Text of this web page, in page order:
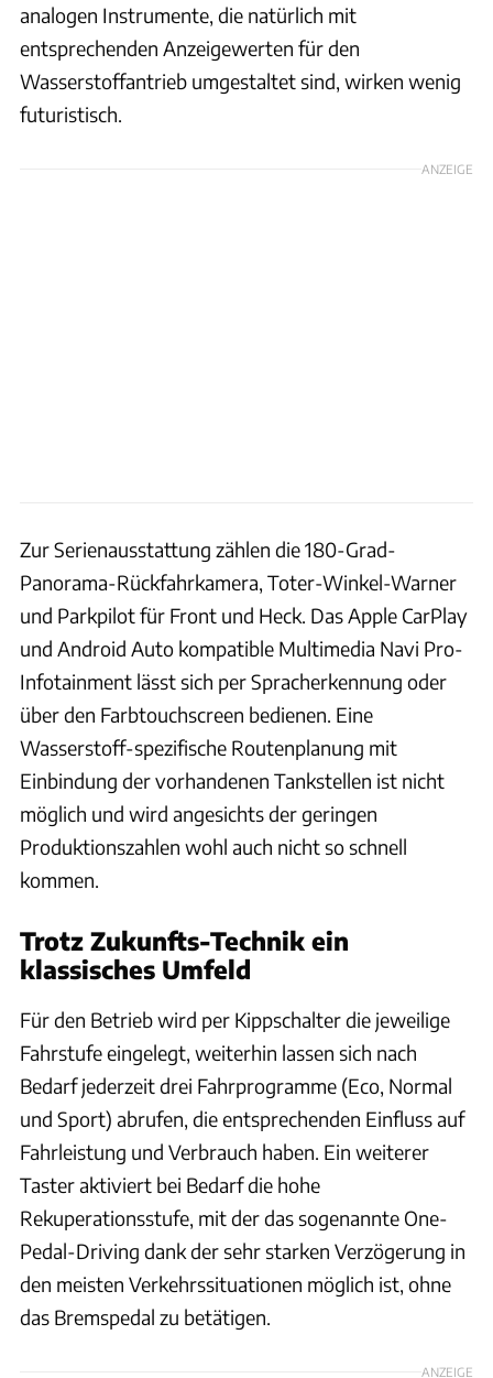
analogen Instrumente, die natürlich mit
entsprechenden Anzeigewerten für den
Wasserstoffantrieb umgestaltet sind, wirken wenig
futuristisch.
ANZEIGE
Zur Serienausstattung zählen die 180-Grad-
Panorama-Rückfahrkamera, Toter-Winkel-Warner
und Parkpilot für Front und Heck. Das Apple CarPlay
und Android Auto kompatible Multimedia Navi Pro-
Infotainment lässt sich per Spracherkennung oder
über den Farbtouchscreen bedienen. Eine
Wasserstoff-spezifische Routenplanung mit
Einbindung der vorhandenen Tankstellen ist nicht
möglich und wird angesichts der geringen
Produktionszahlen wohl auch nicht so schnell
kommen.
Trotz Zukunfts-Technik ein
klassisches Umfeld
Für den Betrieb wird per Kippschalter die jeweilige
Fahrstufe eingelegt, weiterhin lassen sich nach
Bedarf jederzeit drei Fahrprogramme (Eco, Normal
und Sport) abrufen, die entsprechenden Einfluss auf
Fahrleistung und Verbrauch haben. Ein weiterer
Taster aktiviert bei Bedarf die hohe
Rekuperationsstufe, mit der das sogenannte One-
Pedal-Driving dank der sehr starken Verzögerung in
den meisten Verkehrssituationen möglich ist, ohne
das Bremspedal zu betätigen.
ANZEIGE